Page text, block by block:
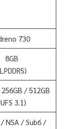
730
8GB
/ 512GB
3.1)
/ NSA / Sub6 /